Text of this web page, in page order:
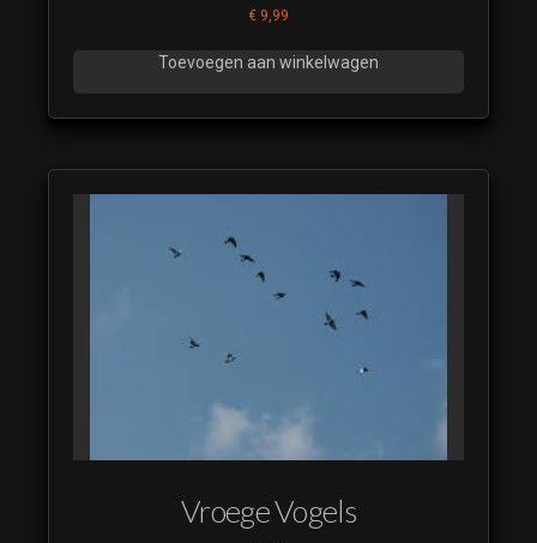
€ 9,99
Toevoegen aan winkelwagen
Vroege Vogels